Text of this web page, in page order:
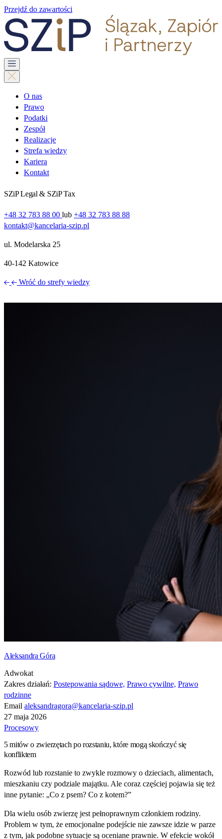
Przejdź do zawartości
O nas
Prawo
Podatki
Zespół
Realizacje
Strefa wiedzy
Kariera
Kontakt
SZiP Legal & SZiP Tax
+48 32 783 88 00 lub +48 32 783 88 88
kontakt@kancelaria-szip.pl
ul. Modelarska 25
40‑142 Katowice
Wróć do strefy wiedzy
Aleksandra Góra
Adwokat
Zakres działań: Postępowania sądowe, Prawo cywilne, Prawo
rodzinne
Email aleksandragora@kancelaria-szip.pl
27 maja 2026
Procesowy
5 mitów o zwierzętach po rozstaniu, które mogą skończyć się
konfliktem
Rozwód lub rozstanie to zwykle rozmowy o dzieciach, alimentach,
mieszkaniu czy podziale majątku. Ale coraz częściej pojawia się też
inne pytanie: „Co z psem? Co z kotem?”
Dla wielu osób zwierzę jest pełnoprawnym członkiem rodziny.
Problem w tym, że emocjonalne podejście nie zawsze idzie w parze
z tym, jak podobne sytuacje są oceniane prawnie. W efekcie wokół